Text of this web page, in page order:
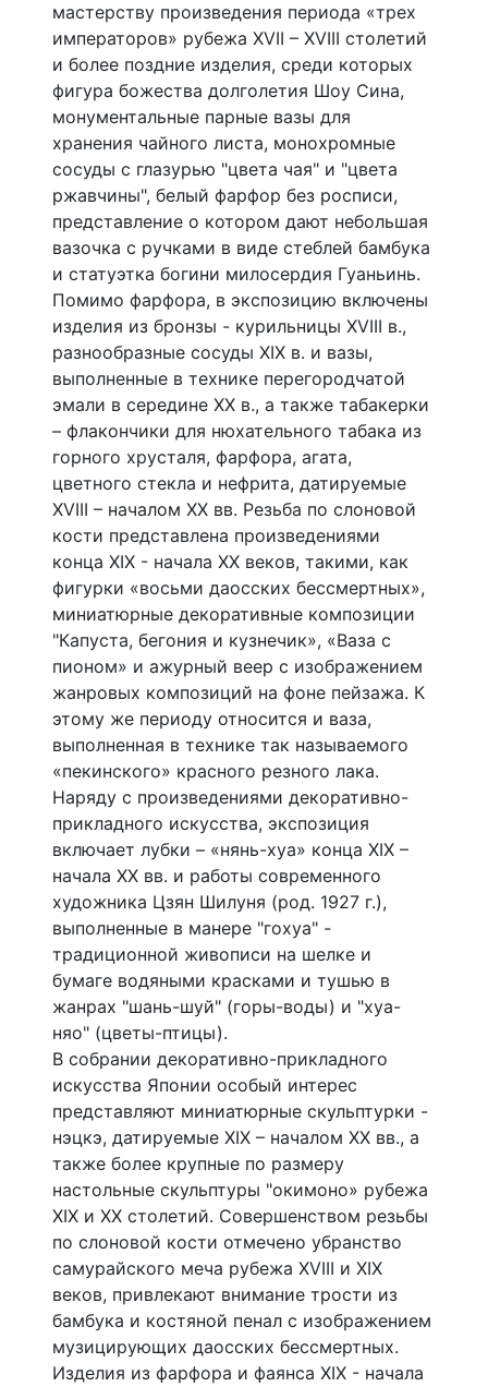
мастерству произведения периода «трех
императоров» рубежа XVII – XVIII столетий
и более поздние изделия, среди которых
фигура божества долголетия Шоу Сина,
монументальные парные вазы для
хранения чайного листа, монохромные
сосуды с глазурью "цвета чая" и "цвета
ржавчины", белый фарфор без росписи,
представление о котором дают небольшая
вазочка с ручками в виде стеблей бамбука
и статуэтка богини милосердия Гуаньинь.
Помимо фарфора, в экспозицию включены
изделия из бронзы - курильницы XVIII в.,
разнообразные сосуды XIX в. и вазы,
выполненные в технике перегородчатой
эмали в середине XX в., а также табакерки
– флакончики для нюхательного табака из
горного хрусталя, фарфора, агата,
цветного стекла и нефрита, датируемые
XVIII – началом XX вв. Резьба по слоновой
кости представлена произведениями
конца XIX - начала XX веков, такими, как
фигурки «восьми даосских бессмертных»,
миниатюрные декоративные композиции
"Капуста, бегония и кузнечик», «Ваза с
пионом» и ажурный веер с изображением
жанровых композиций на фоне пейзажа. К
этому же периоду относится и ваза,
выполненная в технике так называемого
«пекинского» красного резного лака.
Наряду с произведениями декоративно-
прикладного искусства, экспозиция
включает лубки – «нянь-хуа» конца XIX –
начала XX вв. и работы современного
художника Цзян Шилуня (род. 1927 г.),
выполненные в манере "гохуа" -
традиционной живописи на шелке и
бумаге водяными красками и тушью в
жанрах "шань-шуй" (горы-воды) и "хуа-
няо" (цветы-птицы).
В собрании декоративно-прикладного
искусства Японии особый интерес
представляют миниатюрные скульптурки -
нэцкэ, датируемые XIX – началом XX вв., а
также более крупные по размеру
настольные скульптуры "окимоно» рубежа
XIX и XX столетий. Совершенством резьбы
по слоновой кости отмечено убранство
самурайского меча рубежа XVIII и XIX
веков, привлекают внимание трости из
бамбука и костяной пенал с изображением
музицирующих даосских бессмертных.
Изделия из фарфора и фаянса XIX - начала